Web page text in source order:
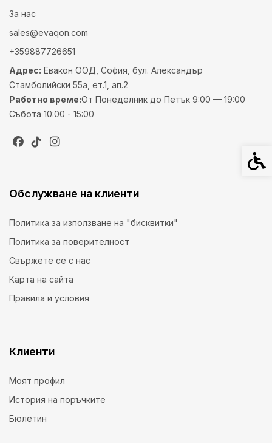
За нас
sales@evaqon.com
+359887726651
Адрес: Евакон ООД, София, бул. Александър
Стамболийски 55а, ет.1, ап.2
Работно време:От Понеделник до Петък 9:00 — 19:00
Събота 10:00 - 15:00
Обслужване на клиенти
Политика за използване на "бисквитки"
Политика за поверителност
Свържете се с нас
Карта на сайта
Правила и условия
Клиенти
Моят профил
История на поръчките
Бюлетин